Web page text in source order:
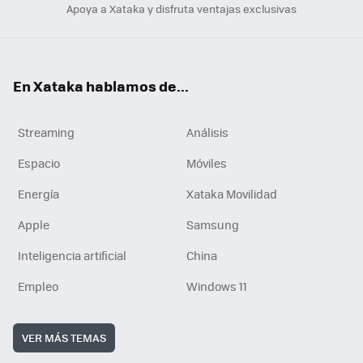
Apoya a Xataka y disfruta ventajas exclusivas
En Xataka hablamos de...
Streaming
Análisis
Espacio
Móviles
Energía
Xataka Movilidad
Apple
Samsung
Inteligencia artificial
China
Empleo
Windows 11
VER MÁS TEMAS